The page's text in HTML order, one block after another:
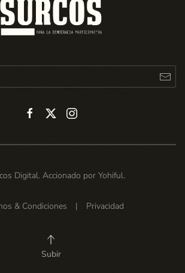
Digital. Accionado por Yohiful.
& Condiciones | Privacidad
Subir